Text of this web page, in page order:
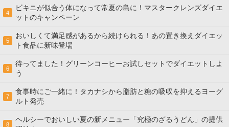
4
ビキニが似合う体になって常夏の島に！マスタークレンズダイエ
ットのキャンペーン
5
おいしくて満足感があるから続けられる！あの置き換えダイエッ
ト食品に新味登場
6
待ってました！グリーンコーヒーお試しセットでダイエットしよ
う
7
食事時にご一緒に！タカナシから脂肪と糖の吸収を抑えるヨーグ
ルト発売
8
ヘルシーでおいしい夏の新メニュー「究極のざるうどん」の提供